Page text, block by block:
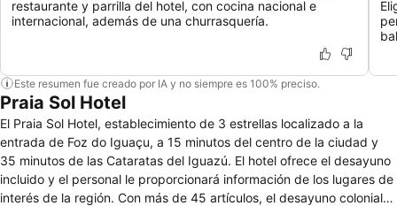
restaurante y parrilla del hotel, con cocina nacional e
internacional, además de una churrasquería.
Este resumen fue creado por IA y no siempre es 100% preciso.
Praia Sol Hotel
El Praia Sol Hotel, establecimiento de 3 estrellas localizado a la
entrada de Foz do Iguaçu, a 15 minutos del centro de la ciudad y
35 minutos de las Cataratas del Iguazú. El hotel ofrece el desayuno
incluido y el personal le proporcionará información de los lugares de
interés de la región. Con más de 45 artículos, el desayuno colonial